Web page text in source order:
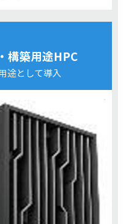
構築用途HPC
途として導入